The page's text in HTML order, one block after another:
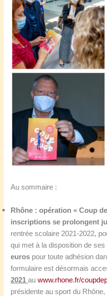
Au sommaire :
Rhône : opération « Coup
inscriptions se prolongent
rentrée scolaire 2021-2022,
qui metà la disposition de
euros pour toute adhésion
formulaire est désormais
2021auwww.rhone.fr/
présidente au sport du